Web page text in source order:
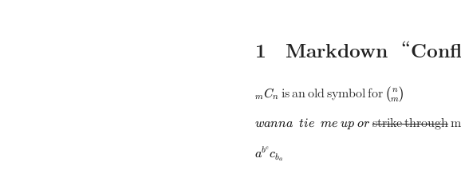
Markdown
_mC_n
mCn is an old symbol for \binom{n}
{m}
(m
n )
wanna~~tie~~me~up\
wanna tie me up or strike through
a^{b^c}c_{b_a}
abc
cba